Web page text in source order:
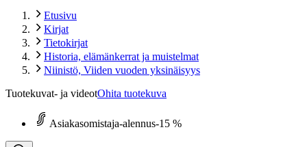
Etusivu
Kirjat
Tietokirjat
Historia, elämänkerrat ja muistelmat
Niinistö, Viiden vuoden yksinäisyys
Tuotekuvat- ja videotOhita tuotekuva
Asiakasomistaja-alennus-15 %